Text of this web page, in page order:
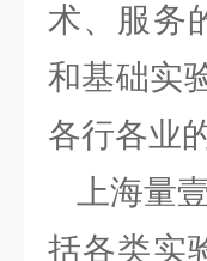
术、服务
和基础实
各行各业
上海量
括各类实